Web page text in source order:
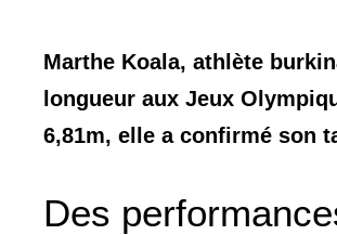
Marthe Koala, athlète
longueur aux Jeux
6,81m, elle a confirmé son
Des